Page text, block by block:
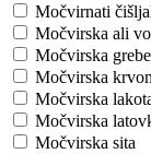
Močvirnati
Močvirska ali
Močvirska
Močvirska
Močvirska
Močvirska
Močvirska sita